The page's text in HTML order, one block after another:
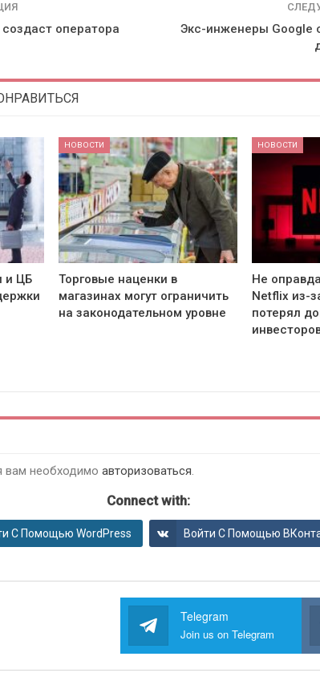
оператора
Экс-инженеры Google
и ЦБ
НОВОСТИ
Торговые наценки в
магазинах могут ограничить
на законодательном уровне
НОВОСТИ
Не
Netflix из-
потерял
вам необходимо авторизоваться
Connect with:
С Помощью WordPress Войти С Помощью
Telegram
Join us on Telegram